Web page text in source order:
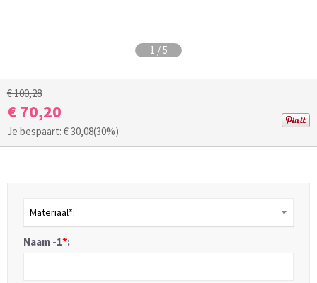
1 /5
€ 100,28
€ 70,20
Je bespaart: €30,08(30%)
Materiaal*:
Naam -1*: